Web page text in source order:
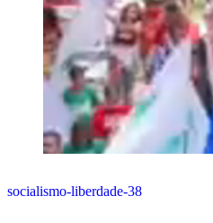
socialismo-liberdade-38